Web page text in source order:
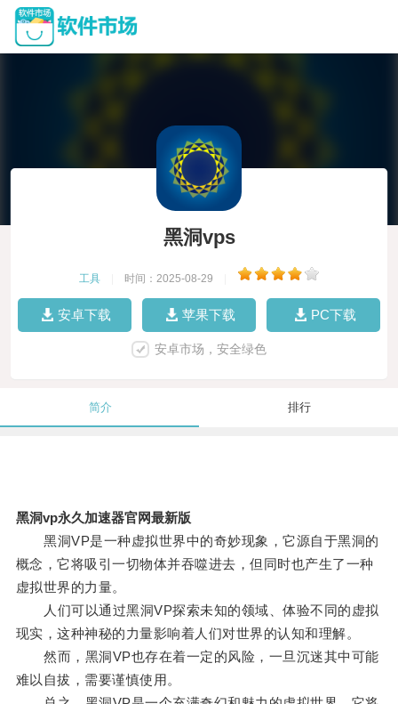
黑洞vps
工具 时间：2025-08-29
安卓下载 苹果下载 PC下载
安卓市场，安全绿色
简介 排行
黑洞vp永久加速器官网最新版
黑洞VP是一种虚拟世界中的奇妙现象，它源自于黑洞的
概念，它将吸引一切物体并吞噬进去，但同时也产生了一种
虚拟世界的力量。
人们可以通过黑洞VP探索未知的领域、体验不同的虚拟
现实，这种神秘的力量影响着人们对世界的认知和理解。
然而，黑洞VP也存在着一定的风险，一旦沉迷其中可能
难以自拔，需要谨慎使用。